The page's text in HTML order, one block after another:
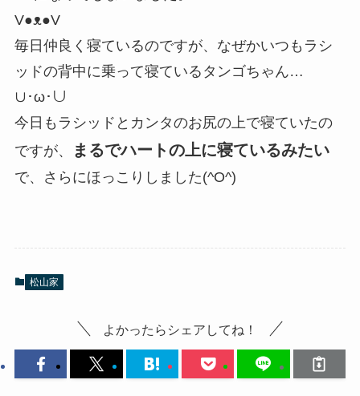
V●ᴥ●V
毎日仲良く寝ているのですが、なぜかいつもラシ
ッドの背中に乗って寝ているタンゴちゃん…
∪ ･ω･∪
今日もラシッドとカンタのお尻の上で寝ていたの
ですが、
まるでハートの上に寝ているみたい
で、さらにほっこりしました(^O^)
松山家
よかったらシェアしてね！